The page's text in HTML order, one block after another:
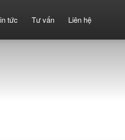
tức Tư vấn Liên hệ